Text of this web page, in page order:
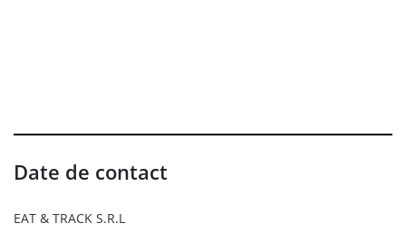
Date de contact
EAT & TRACK S.R.L